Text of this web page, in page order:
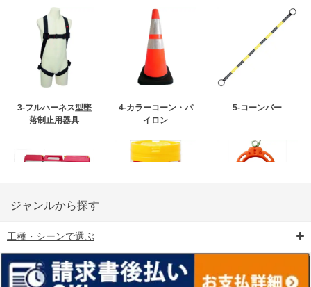
3-フルハーネス型墜
落制止用器具
4-カラーコーン・パ
イロン
5-コーンバー
6-矢印板/LED矢印板
ンス
ジャンルから探す
工種・シーンで選ぶ